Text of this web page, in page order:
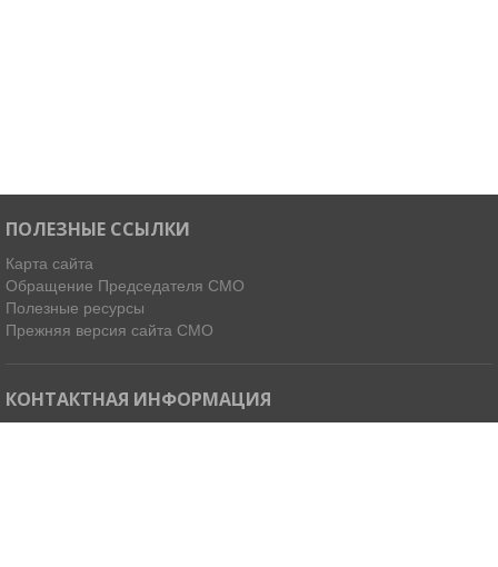
ПОЛЕЗНЫЕ ССЫЛКИ
Карта сайта
Обращение Председателя СМО
Полезные ресурсы
Прежняя версия сайта СМО
КОНТАКТНАЯ ИНФОРМАЦИЯ